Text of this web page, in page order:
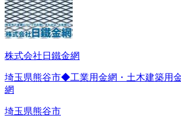
株式会社日鐵金網
埼玉県熊谷市◆工業用金網・土木建築用
網
埼玉県熊谷市